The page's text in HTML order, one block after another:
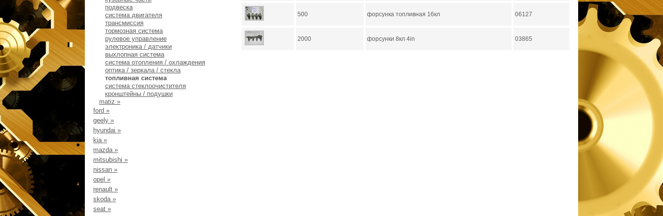
подвеска
система двигателя
трансмиссия
тормозная система
рулевое управление
электроника / датчики
выхлопная система
система отопления / охлаждения
оптика / зеркала / стекла
топливная система
система стеклоочистителя
кронштейны / подушки
matiz »
ford »
geely »
hyundai »
kia»
mazda»
mitsubishi »
nissan »
opel »
renault »
skoda»
seat »
500 форсунка топливная 16кл 06127
2000 форсунки 8кл 4in 03865